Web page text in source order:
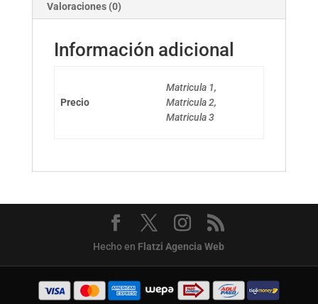
Valoraciones (0)
Información adicional
Precio
Matricula 1,
Matricula 2,
Matricula 3
Hecho en Flatzi Agencia Web